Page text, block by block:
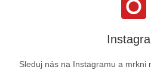
Sleduj nás na Instagramu a mrkni